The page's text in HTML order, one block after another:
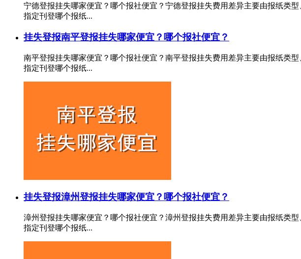
宁德登报挂失哪家便宜？哪个报社便宜？宁德登报挂失费用差异主要由报纸类
指定刊登哪个报纸...
挂失登报南平登报挂失哪家便宜？哪个报社便宜？
南平登报挂失哪家便宜？哪个报社便宜？南平登报挂失费用差异主要由报纸类
指定刊登哪个报纸...
挂失登报漳州登报挂失哪家便宜？哪个报社便宜？
漳州登报挂失哪家便宜？哪个报社便宜？漳州登报挂失费用差异主要由报纸类
指定刊登哪个报纸...